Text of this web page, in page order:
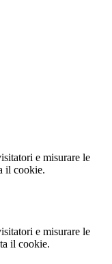
e misurare le
il cookie.
e misurare le
il cookie.